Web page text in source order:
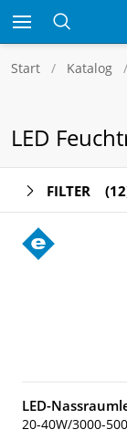
Start Katalog
LED
FILTER
LED-
20-40W/3000-